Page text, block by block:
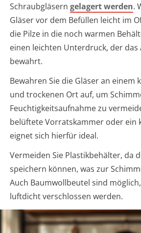
Schraubgläsern gelagert werden.
Gläser vor dem Befüllen leicht im
die Pilze in die noch warmen
einen leichten Unterdruck, der das
bewahrt.
Bewahren Sie die Gläser an einem
und trockenen Ort auf, um
Feuchtigkeitsaufnahme zu
belüftete Vorratskammer oder ein
eignet sich hierfür ideal.
Vermeiden Sie Plastikbehälter, da
speichern können, was zur
Auch Baumwollbeutel sind
luftdicht verschlossen werden.